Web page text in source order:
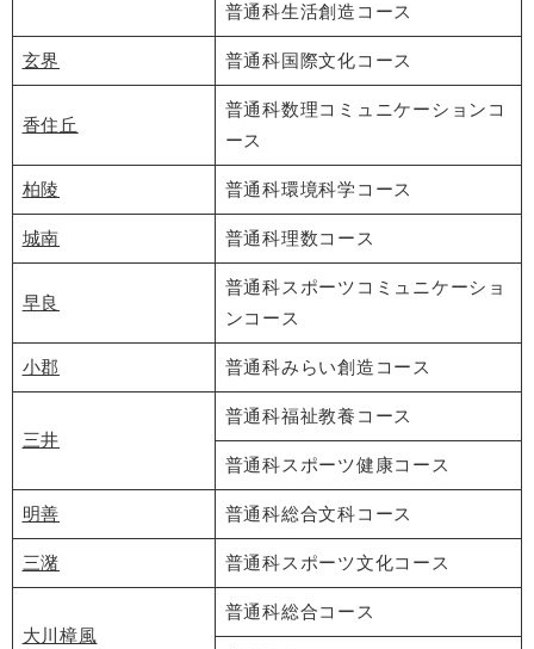
普通科生活創造コース
玄界 普通科国際文化コース
香住丘
普通科数理コミュニケーションコ
ース
柏陵 普通科環境科学コース
城南 普通科理数コース
早良
普通科スポーツコミュニケーショ
ンコース
小郡 普通科みらい創造コース
三井
普通科福祉教養コース
普通科スポーツ健康コース
明善 普通科総合文科コース
三潴 普通科スポーツ文化コース
大川樟風
普通科総合コース